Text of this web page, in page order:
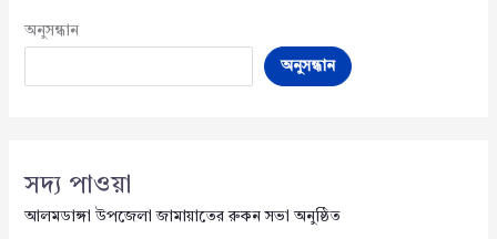
অনুসন্ধান
অনুসন্ধান
সদ্য পাওয়া
আলমডাঙ্গা উপজেলা জামায়াতের রুকন সভা অনুষ্ঠিত